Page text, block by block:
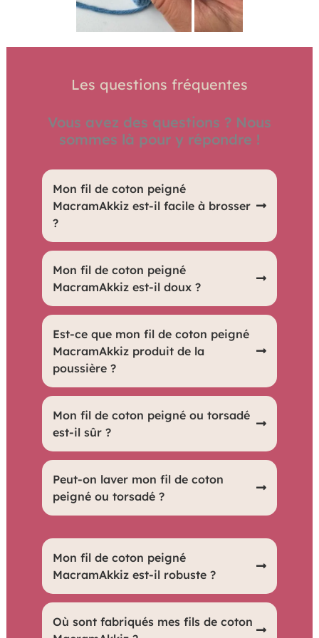
Les questions fréquentes
Vous avez des questions ? Nous
sommes là pour y répondre !
Mon fil de coton peigné
MacramAkkiz est-il facile à brosser
?
Oui, il est très facile à brosser grâce à sa
texture douce et lisse.
Mon fil de coton peigné
MacramAkkiz est-il doux ?
Oui, le fil est extrêmement doux, parfait
pour des créations délicates et
agréables au toucher.
Est-ce que mon fil de coton peigné
MacramAkkiz produit de la
poussière ?
Très peu de poussière est produite,
grâce à sa qualité supérieure.
Mon fil de coton peigné ou torsadé
est-il sûr ?
Oui, nos fils sont certifiés Oeko-Tex
(Certificate AITEX 2022OK2199),
garantissant leur sécurité et leur respect
des normes environnementales et
sanitaires.
Peut-on laver mon fil de coton
peigné ou torsadé ?
Oui, il peut être lavé, mette dans un filet
à linge avant de le mettre dans la
machine, nous recommandons un
lavage délicat à basse température
pour préserver sa qualité.
Mon fil de coton peigné
MacramAkkiz est-il robuste ?
Oui, il est conçu pour être solide et
Où sont fabriqués mes fils de coton